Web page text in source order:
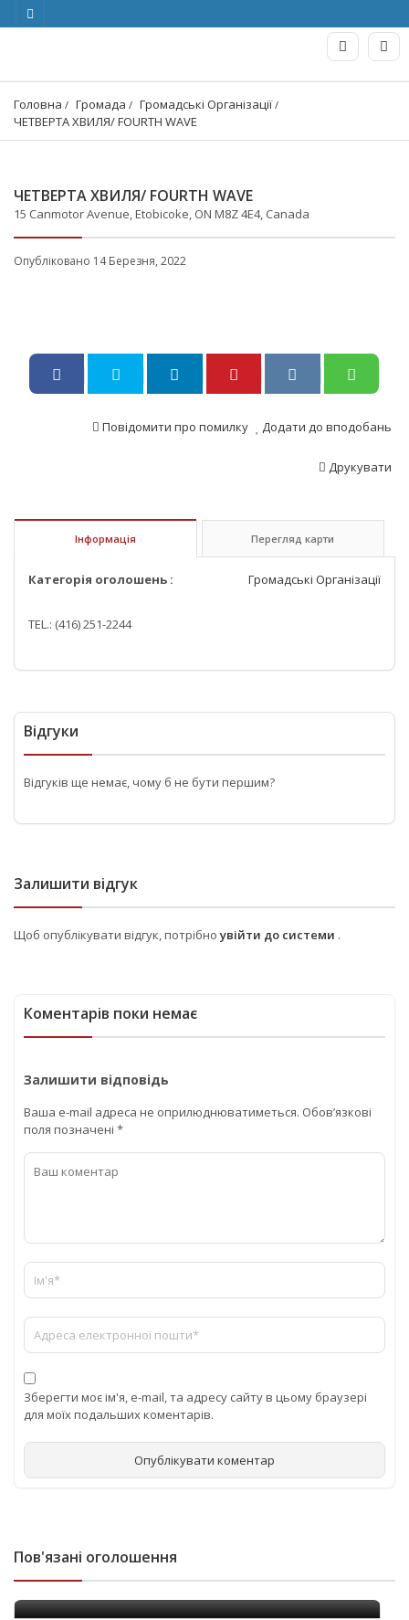
Головна Громада
Громадські Організації
ЧЕТВЕРТА ХВИЛЯ/ FOURTH WAVE
ЧЕТВЕРТА ХВИЛЯ/ FOURTH WAVE
15 Canmotor Avenue, Etobicoke, ON M8Z 4E4, Canada
Опубліковано 14 Березня, 2022
Додати до вподобань
Повідомити про помилку
Друкувати
Інформація Перегляд карти
Категорія оголошень : Громадські Організації
TEL.: (416) 251-2244
Відгуки
Відгуків ще немає, чому б не бути першим?
Залишити відгук
Щоб опублікувати відгук, потрібно увійти до системи .
Коментарів поки немає
Залишити відповідь
Ваша e-mail адреса не оприлюднюватиметься. Обов’язкові
поля позначені *
Зберегти моє ім'я, e-mail, та адресу сайту в цьому браузері
для моїх подальших коментарів.
Пов'язані оголошення